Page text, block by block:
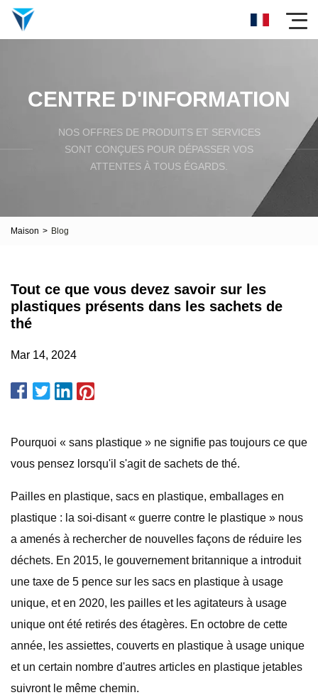
CENTRE D'INFORMATION
NOS OFFRES DE PRODUITS ET SERVICES
SONT CONÇUES POUR DÉPASSER VOS
ATTENTES À TOUS ÉGARDS.
Maison > Blog
Tout ce que vous devez savoir sur les
plastiques présents dans les sachets de
thé
Mar 14, 2024
Pourquoi « sans plastique » ne signifie pas toujours ce que
vous pensez lorsqu'il s'agit de sachets de thé.
Pailles en plastique, sacs en plastique, emballages en
plastique : la soi-disant « guerre contre le plastique » nous
a amenés à rechercher de nouvelles façons de réduire les
déchets. En 2015, le gouvernement britannique a introduit
une taxe de 5 pence sur les sacs en plastique à usage
unique, et en 2020, les pailles et les agitateurs à usage
unique ont été retirés des étagères. En octobre de cette
année, les assiettes, couverts en plastique à usage unique
et un certain nombre d'autres articles en plastique jetables
suivront le même chemin.